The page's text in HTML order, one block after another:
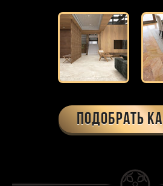
ПОДОБРАТЬ